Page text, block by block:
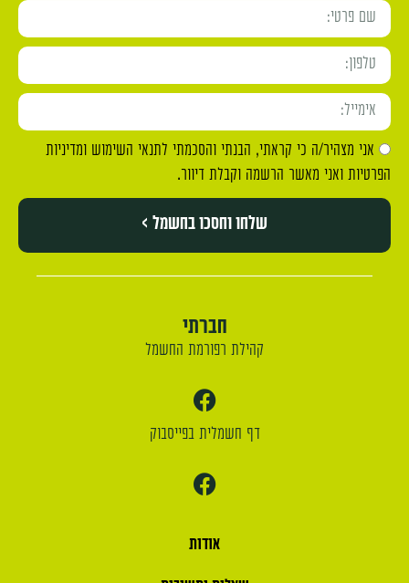
אני מצהיר/ה כי קראתי, הבנתי והסכמתי לתנאי השימוש ומדיניות
הפרטיות ואני מאשר הרשמה וקבלת דיוור.
שלחו וחסכו בחשמל >
חברתי
קהילת רפורמת החשמל
דף חשמלית בפייסבוק
אודות